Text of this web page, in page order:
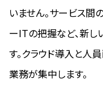
いません。サービス間
ーITの把握など、新し
す。クラウド導入と人
業務が集中します。